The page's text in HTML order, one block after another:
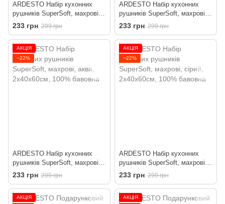
ARDESTO Набір кухонних
рушників SuperSoft, махрові,
теракота, 2х40х60см, 100%
бавовна
233 грн 299 грн
ARDESTO Набір кухонних
рушників SuperSoft, махрові,
беж, 2х40х60см, 100%
бавовна
233 грн 299 грн
АКЦІЯ
−22%
ARDESTO Набір кухонних
рушників SuperSoft, махрові,
аква, 2х40х60см, 100%
бавовна
233 грн 299 грн
АКЦІЯ
−22%
ARDESTO Набір кухонних
рушників SuperSoft, махрові,
сірий, 2х40х60см, 100%
бавовна
233 грн 299 грн
АКЦІЯ
АКЦІЯ